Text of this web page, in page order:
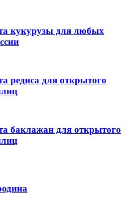
кукурузы для любых
редиса для открытого
баклажан для открытого